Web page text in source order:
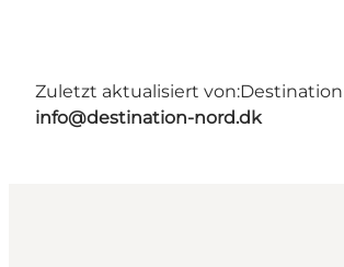
Zuletzt aktualisiert von:
info@destination-nord.dk